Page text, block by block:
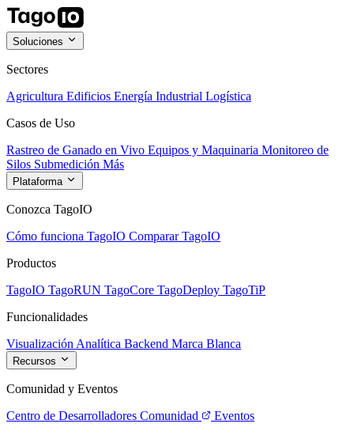
Soluciones
Sectores
Agricultura Edificios Energía Industrial Logística
Casos de Uso
Rastreo de Ganado en Vivo Equipos y Maquinaria Monitoreo de
Silos Submedición Más
Plataforma
Conozca TagoIO
Cómo funciona TagoIO Comparar TagoIO
Productos
TagoIO TagoRUN TagoCore TagoDeploy TagoTiP
Funcionalidades
Visualización Analítica Backend Marca Blanca
Recursos
Comunidad y Eventos
Centro de Desarrolladores Comunidad
Eventos